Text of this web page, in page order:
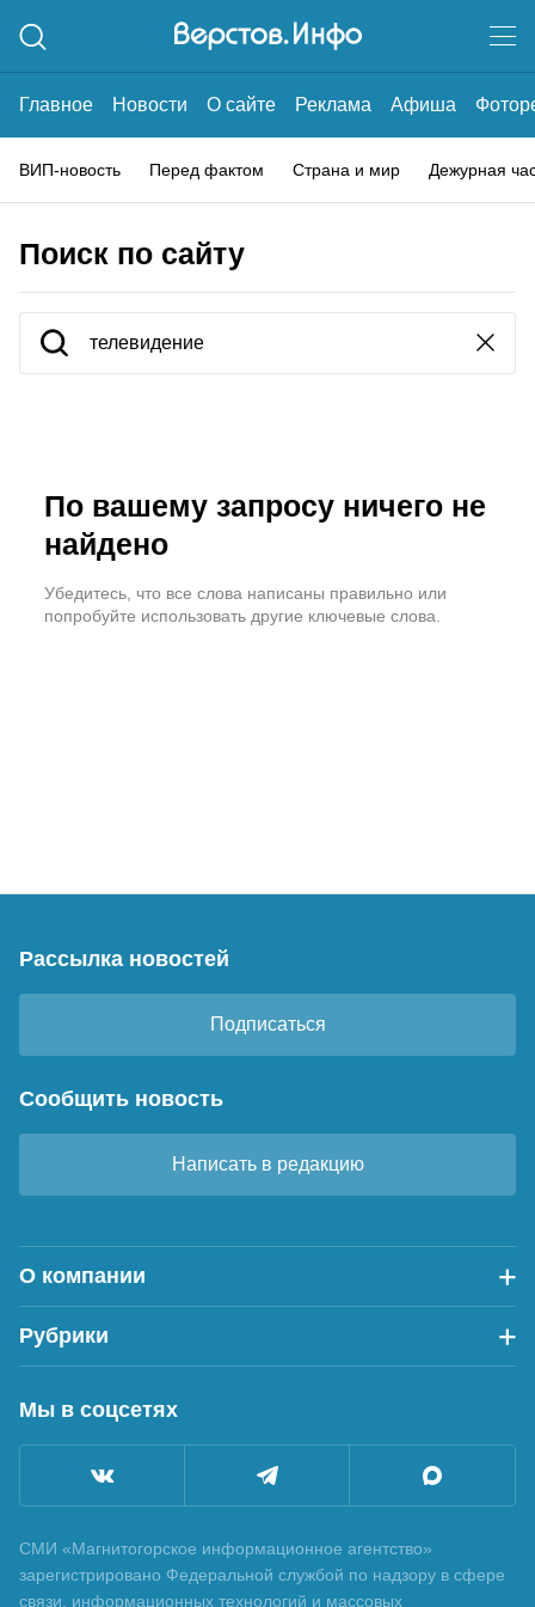
Главное Новости О сайте Реклама Афиша
ВИП-новость Перед фактом Страна и мир Дежурная
Поиск по сайту
По вашему запросу ничего не
найдено
Убедитесь, что все слова написаны правильно или
попробуйте использовать другие ключевые слова.
Рассылка новостей
Подписаться
Сообщить новость
Написать в редакцию
О компании
Рубрики
Мы в соцсетях
СМИ «Магнитогорское информационное агентство»
зарегистрировано Федеральной службой по надзору в сфере
связи, информационных технологий и массовых